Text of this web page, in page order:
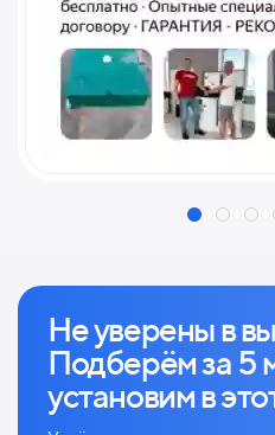
Не уверены в
Подберём за 5
установим в